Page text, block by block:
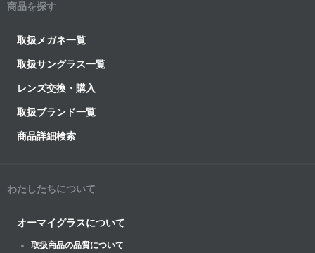
商品を探す
取扱メガネ一覧
取扱サングラス一覧
レンズ交換・購入
取扱ブランド一覧
商品詳細検索
わたしたちについて
オーマイグラスについて
取扱商品の品質について